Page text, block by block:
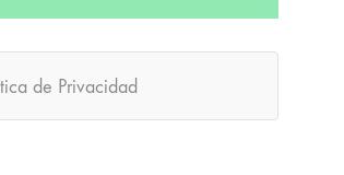
de Privacidad